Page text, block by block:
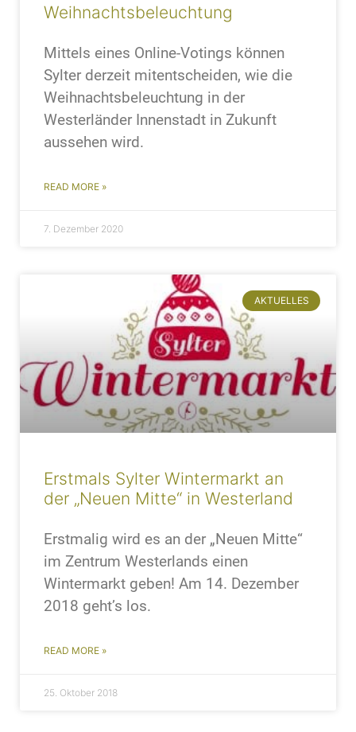
Weihnachtsbeleuchtung
Mittels eines Online-Votings können
Sylter derzeit mitentscheiden, wie die
Weihnachtsbeleuchtung in der
Westerländer Innenstadt in Zukunft
aussehen wird.
READ MORE »
7. Dezember 2020
AKTUELLES
Erstmals Sylter Wintermarkt an
der „Neuen Mitte“ in Westerland
Erstmalig wird es an der „Neuen Mitte“
im Zentrum Westerlands einen
Wintermarkt geben! Am 14. Dezember
2018 geht’s los.
READ MORE »
25. Oktober 2018